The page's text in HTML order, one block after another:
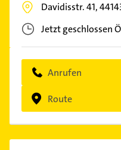
Davidisstr. 41,
Jetzt geschlossen
Anrufen
Route